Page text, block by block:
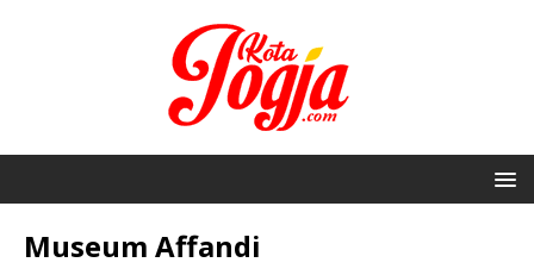
Museum Affandi